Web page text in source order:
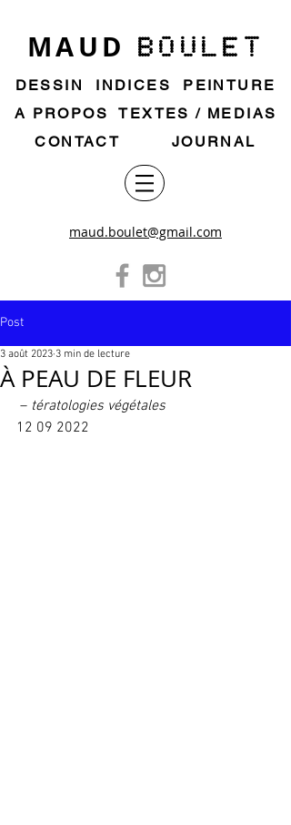
MAUD BOULET
DESSIN INDICES
PEINTURE
A PROPOS
TEXTES / MEDIAS
CONTACT
JOURNAL
maud.boulet@gmail.com
Post
À PEAU DE FLEUR
3 août 2023 3 min de lecture
– tératologies végétales
12 09 2022